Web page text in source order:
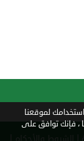
لموقعنا
، فإنك توافق على